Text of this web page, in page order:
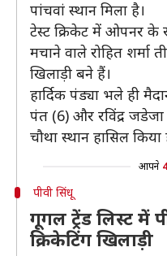
पांचवां स्थान मिला है।
टेस्ट क्रिकेट में ओपनर
मचाने वाले रोहित शर्मा
खिलाड़ी बने हैं।
हार्दिक पंड्या भले ही
पंत (6) और रविंद्र
चौथा स्थान हासिल किया
आपने
पीवी सिंधू
गूगल ट्रेंड लिस्ट में
क्रिकेटिंग खिलाड़ी